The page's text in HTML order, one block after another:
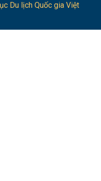
Du lịch Quốc gia Việt